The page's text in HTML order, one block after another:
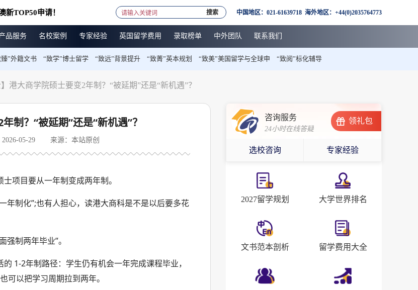
新TOP50申请！ 中国地区：021-61639718 海外地区：+44(0)2035764773
搜索
品服务 名校案例 专家经验 英国留学费用 录取榜单 中外团队 联系我们
臻”外籍文书 “致学”博士留学 “致远”背景提升 “致菁”英本规划 “致美”美国留学与全球申 “致阅”标化辅导
】港大商学院硕士要变2年制？“被延期”还是“新机遇”？
制？“被延期”还是“新机遇”？
05-29 来源：本站原创
项目要从一年制变成两年制。
年制化”;也有人担心，读港大商科是不是以后要多花
制两年毕业”。
1-2年制路径：学生仍有机会一年完成课程毕业，
以把学习周期拉到两年。
咨询服务
24小时在线答疑
选校咨询 专家经验
领礼包
2027留学规划 大学世界排名
文书范本剖析 留学费用大全